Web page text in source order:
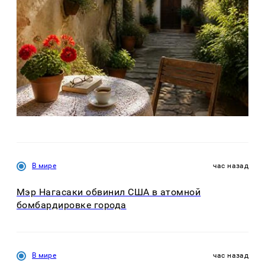
В мире час назад
Мэр Нагасаки обвинил США в атомной
бомбардировке города
В мире час назад